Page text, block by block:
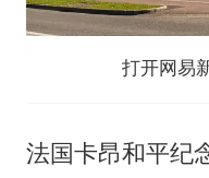
打开网易
法国卡昂和平纪